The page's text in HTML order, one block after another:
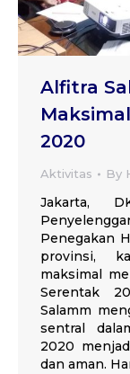
Alfitra
2020
Aktivitas By
Jakarta,
Penegakan
provinsi,
maksimal
Serentak
Salamm
sentral
2020
dan aman.